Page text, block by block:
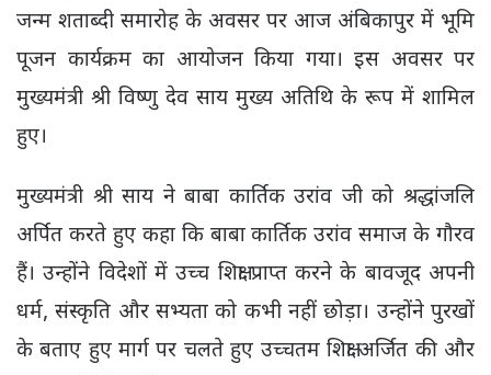
जन्म शताब्दी समारोह के अवसर पर आज अंबिकापुर में भूमि
पूजन कार्यक्रम का आयोजन किया गया। इस अवसर पर
मुख्यमंत्री श्री विष्णु देव साय मुख्य अतिथि के रूप में शामिल
हुए।
मुख्यमंत्री श्री साय ने बाबा कार्तिक उरांव जी को श्रद्धांजलि
अर्पित करते हुए कहा कि बाबा कार्तिक उरांव समाज के गौरव
हैं। उन्होंने विदेशों में उच्च शिक्षा प्राप्त करने के बावजूद अपनी
धर्म, संस्कृति और सभ्यता को कभी नहीं छोड़ा। उन्होंने पुरखों
के बताए हुए मार्ग पर चलते हुए उच्चतम शिक्षा अर्जित की और